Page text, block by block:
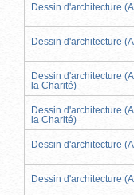
Dessin d'architecture
Dessin d'architecture
Dessin d'architecture
la Charité)
Dessin d'architecture
la Charité)
Dessin d'architecture
Dessin d'architecture